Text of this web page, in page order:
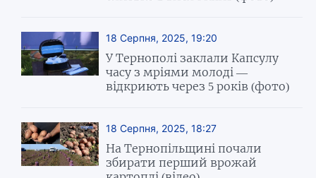
18 Серпня, 2025, 19:20
У Тернополі заклали Капсулу
часу з мріями молоді —
відкриють через 5 років (фото)
18 Серпня, 2025, 18:27
На Тернопільщині почали
збирати перший врожай